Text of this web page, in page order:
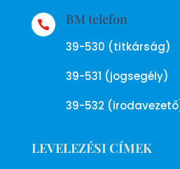
 BM telefon
39-530 (titkárság)
39-531 (jogsegély)
39-532
LEVELEZÉSI CÍMEK